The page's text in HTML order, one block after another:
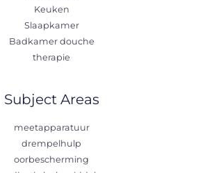
Keuken
Slaapkamer
Badkamer douche
therapie
Subject Areas
meetapparatuur
drempelhulp
oorbescherming